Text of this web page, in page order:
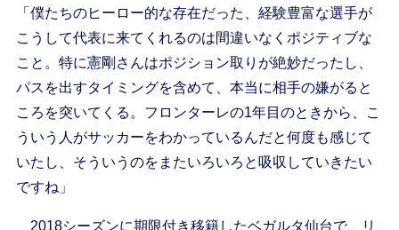
「僕たちのヒーロー的な存在だった、経験豊富な選手が
こうして代表に来てくれるのは間違いなくポジティブな
こと。特に憲剛さんはポジション取りが絶妙だったし、
パスを出すタイミングを含めて、本当に相手の嫌がると
ころを突いてくる。フロンターレの1年目のときから、こ
ういう人がサッカーをわかっているんだと何度も感じて
いたし、そういうのをまたいろいろと吸収していきたい
ですね」
2018シーズンに期限付き移籍したベガルタ仙台で、リ